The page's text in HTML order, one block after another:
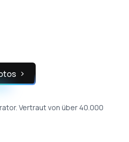
Vertraut von über 40.000